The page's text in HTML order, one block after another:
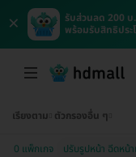
×
รับส่วนลด 200
พร้อมรับสิทธิประ
เรียงตาม ตัวกรองอื่น ๆ
0 แพ็กเกจ ปรับรูปหน้า ฉีดหน้า